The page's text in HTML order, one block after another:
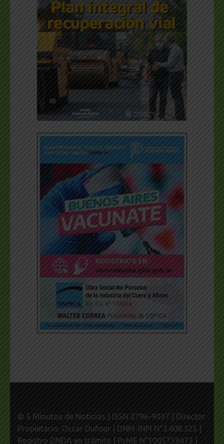
© 5 Minutos de Noticias | ISSN 2796-9037 | Director
Propietario: Oscar Dufour | DNM-INPI N°3.408.325 |
Registro DNDA en trámite | PyME N°1005758473 |